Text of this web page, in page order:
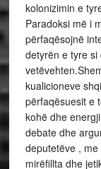
kolonizimin e
Paradoksi më i
përfaqësojnë
detyrën e tyre
kualicioneve
përfaqësuesit e
kohë dhe
debate dhe
deputetëve , me
mirëfillta dhe